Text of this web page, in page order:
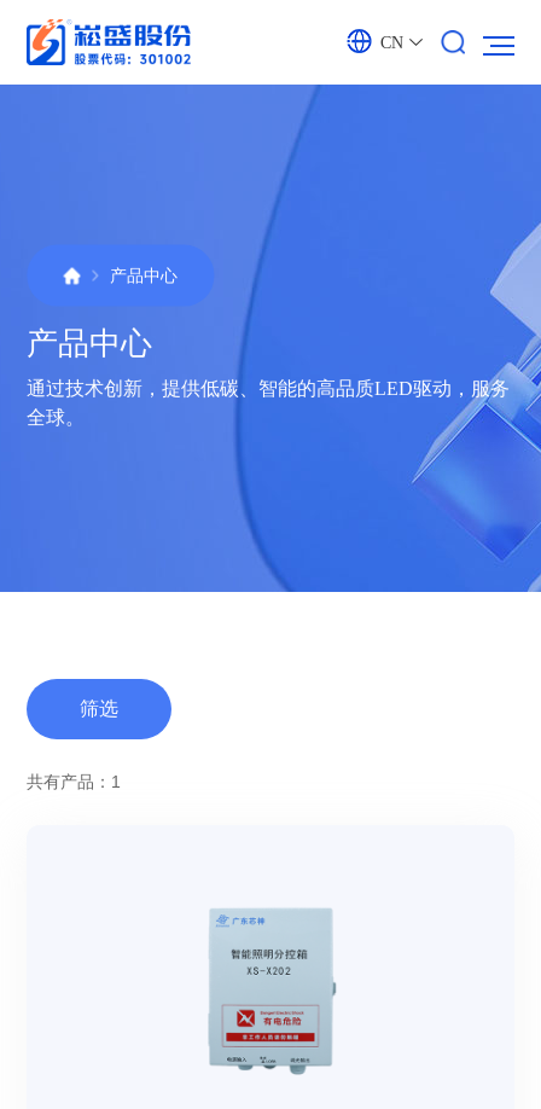
CN
产品中心
产品中心
通过技术创新，提供低碳、智能的高品质LED驱动，服务
全球。
筛选
共有产品：1